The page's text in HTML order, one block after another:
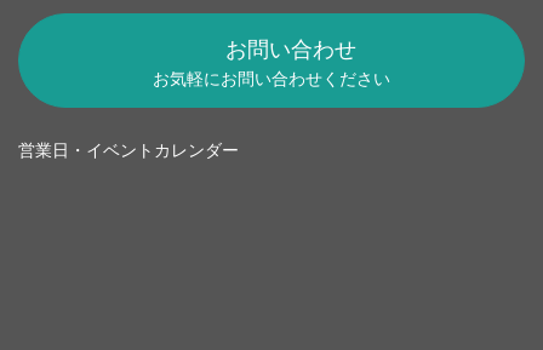
お問い合わせ
お気軽にお問い合わせください
営業日・イベントカレンダー